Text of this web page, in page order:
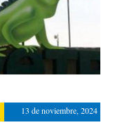
13 de noviembre, 2024